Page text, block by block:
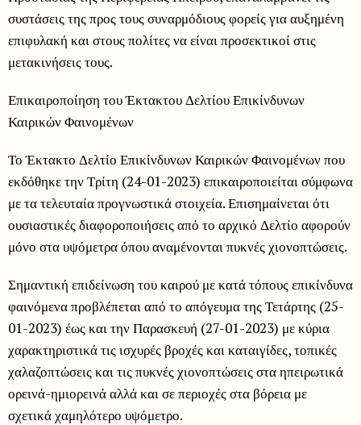
συστάσεις της προς τους συναρμόδιους φορείς για αυξημένη
επιφυλακή και στους πολίτες να είναι προσεκτικοί στις
μετακινήσεις τους.
Επικαιροποίηση του Έκτακτου Δελτίου Επικίνδυνων
Καιρικών Φαινομένων
Το Έκτακτο Δελτίο Επικίνδυνων Καιρικών Φαινομένων που
εκδόθηκε την Τρίτη (24-01-2023) επικαιροποιείται σύμφωνα
με τα τελευταία προγνωστικά στοιχεία. Επισημαίνεται ότι
ουσιαστικές διαφοροποιήσεις από το αρχικό Δελτίο αφορούν
μόνο στα υψόμετρα όπου αναμένονται πυκνές χιονοπτώσεις.
Σημαντική επιδείνωση του καιρού με κατά τόπους επικίνδυνα
φαινόμενα προβλέπεται από το απόγευμα της Τετάρτης (25-
01-2023) έως και την Παρασκευή (27-01-2023) με κύρια
χαρακτηριστικά τις ισχυρές βροχές και καταιγίδες, τοπικές
χαλαζοπτώσεις και τις πυκνές χιονοπτώσεις στα ηπειρωτικά
ορεινά-ημιορεινά αλλά και σε περιοχές στα βόρεια με
σχετικά χαμηλότερο υψόμετρο.